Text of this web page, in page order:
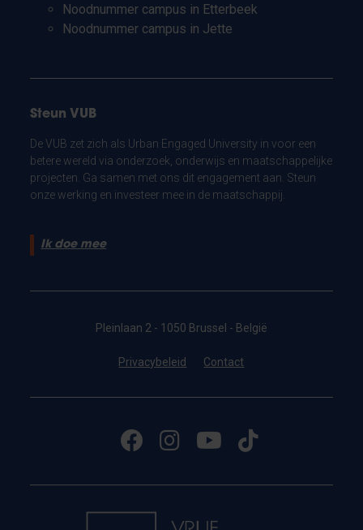
Noodnummer campus in Etterbeek
Noodnummer campus in Jette
Steun VUB
De VUB zet zich als Urban Engaged University in voor een
betere wereld via onderzoek, onderwijs en maatschappelijke
projecten. Ga samen met ons dit engagement aan. Steun
onze werking en investeer mee in de maatschappij.
Ik doe mee
Pleinlaan 2 - 1050 Brussel - België
Privacybeleid Contact